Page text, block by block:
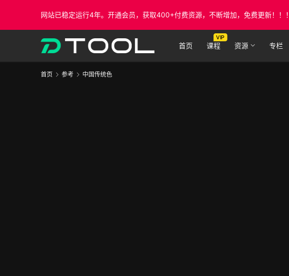
网站已稳定运行4年。开通会员，获取400+付费资源，不断增加，免费更新！！！
首页 课程
VIP
资源 专栏
首页 参考 中国传统色